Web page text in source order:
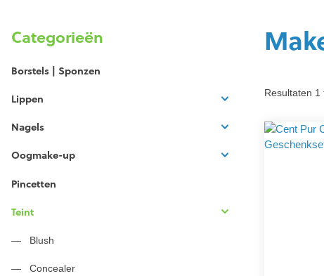
Categorieën
Borstels | Sponzen
Lippen
Nagels
Oogmake-up
Pincetten
Teint
Blush
Concealer
Resultaten